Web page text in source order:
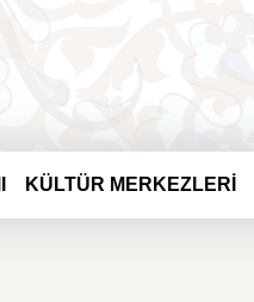
KÜLTÜR MERKEZLERİ